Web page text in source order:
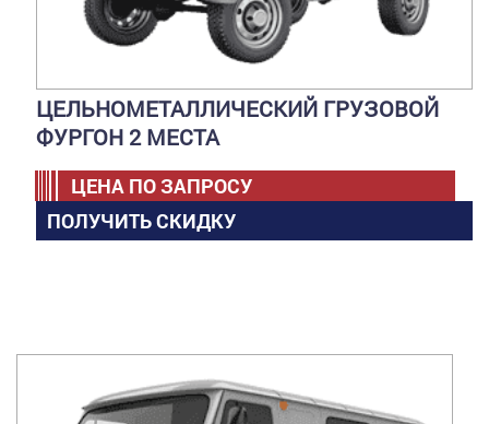
ЦЕЛЬНОМЕТАЛЛИЧЕСКИЙ ГРУЗОВОЙ
ФУРГОН 2 МЕСТА
ЦЕНА ПО ЗАПРОСУ
ПОЛУЧИТЬ СКИДКУ